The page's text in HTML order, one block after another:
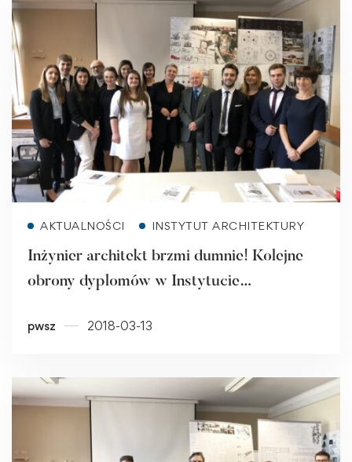
AKTUALNOŚCI INSTYTUT ARCHITEKTURY
Inżynier architekt brzmi dumnie! Kolejne
obrony dyplomów w Instytucie
pwsz 2018-03-13